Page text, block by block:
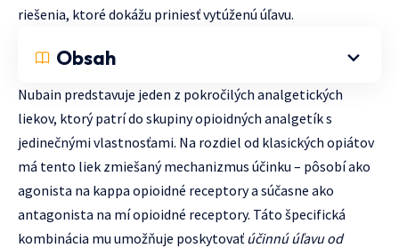
riešenia, ktoré dokážu priniesť vytúženú úľavu.
Obsah
Nubain predstavuje jeden z pokročilých analgetických
liekov, ktorý patrí do skupiny opioidných analgetík s
jedinečnými vlastnosťami. Na rozdiel od klasických opiátov
má tento liek zmiešaný mechanizmus účinku – pôsobí ako
agonista na kappa opioidné receptory a súčasne ako
antagonista na mí opioidné receptory. Táto špecifická
kombinácia mu umožňuje poskytovať účinnú úľavu od